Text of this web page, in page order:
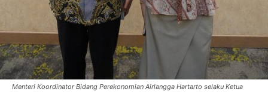
Menteri Koordinator Bidang Perekonomian Airlangga Hartarto selaku Ketua